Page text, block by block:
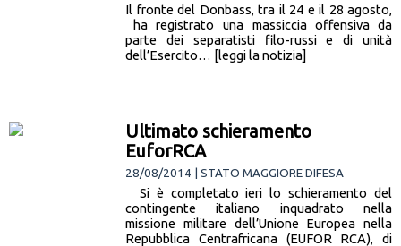
Il fronte del Donbass, tra il 24 e il 28 agosto,
ha registrato una massiccia offensiva da
parte dei separatisti filo-russi e di unità
dell’Esercito… [leggi la notizia]
Ultimato schieramento
EuforRCA
28/08/2014 | STATO MAGGIORE DIFESA
Si è completato ieri lo schieramento del
contingente italiano inquadrato nella
missione militare dell’Unione Europea nella
Repubblica Centrafricana (EUFOR RCA), di